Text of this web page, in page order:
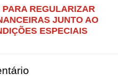
REGULARIZAR
JUNTO AO
ESPECIAIS